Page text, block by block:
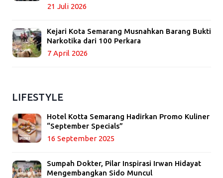
21 Juli 2026
Kejari Kota Semarang Musnahkan Barang Bukti
Narkotika dari 100 Perkara
7 April 2026
LIFESTYLE
Hotel Kotta Semarang Hadirkan Promo Kuliner
“September Specials”
16 September 2025
Sumpah Dokter, Pilar Inspirasi Irwan Hidayat
Mengembangkan Sido Muncul